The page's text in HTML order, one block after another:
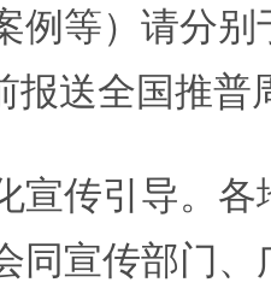
例等）请分
报送全国推普
传引导。各
同宣传部门